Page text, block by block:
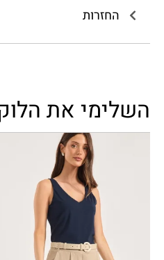
החזרות
השלימי את